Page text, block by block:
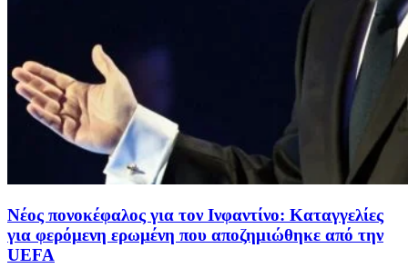
Νέος πονοκέφαλος για τον Ινφαντίνο: Καταγγελίες
για φερόμενη ερωμένη που αποζημιώθηκε από την
UEFA